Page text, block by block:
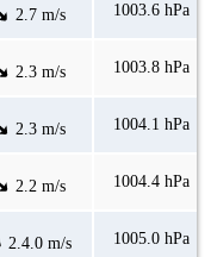
2.7 m/s 1003.6 hPa
2.3 m/s 1003.8 hPa
2.3 m/s 1004.1 hPa
2.2 m/s 1004.4 hPa
2.4.0 m/s 1005.0 hPa